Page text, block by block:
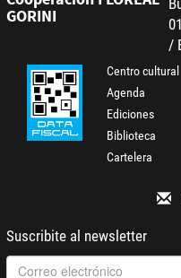
GORINI
/
Centro cultural
Agenda
Ediciones
Biblioteca
Cartelera
Suscribite al newsletter